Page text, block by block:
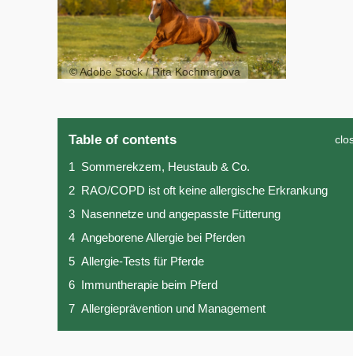
© Adobe Stock / Rita Kochmarjova
Table of contents
1 Sommerekzem, Heustaub & Co.
2 RAO/COPD ist oft keine allergische Erkrankung
3 Nasennetze und angepasste Fütterung
4 Angeborene Allergie bei Pferden
5 Allergie-Tests für Pferde
6 Immuntherapie beim Pferd
7 Allergieprävention und Management